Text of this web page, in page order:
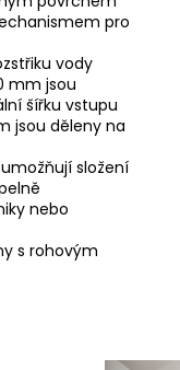
pro
vody
mm jsou
šířku vstupu
jsou děleny na
složení
nebo
s rohovým